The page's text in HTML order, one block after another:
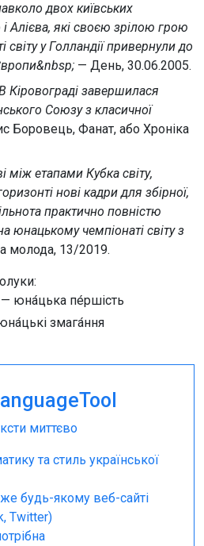
двох київських
Алієва, які своєю зрілою грою
у Голландії привернули до
— День, 30.06.2005.
Кіровограді завершилася
Союзу з класичної
Боровець, Фанат, або Хроніка
етапами Кубка світу,
нові кадри для збірної,
практично повністю
юнацькому чемпіонаті світу з
молода, 13/2019.
— юна́цька пе́ршість
змага́ння
миттєво
та стиль української
будь-якому веб-сайті
Twitter)